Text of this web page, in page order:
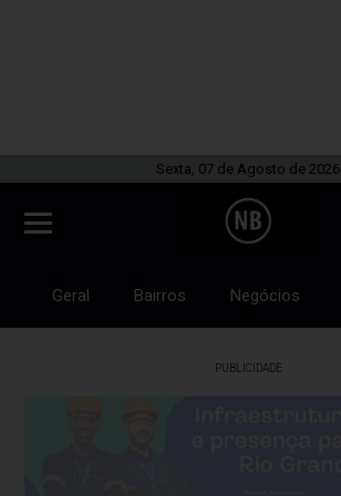
Sexta, 07 de Agosto de 2026
Geral Bairros Negócios
PUBLICIDADE